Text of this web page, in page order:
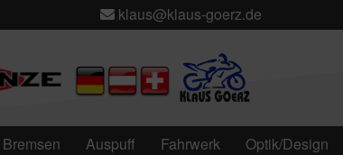
klaus@klaus-goerz.de
Bremsen Auspuff Fahrwerk Optik/Design